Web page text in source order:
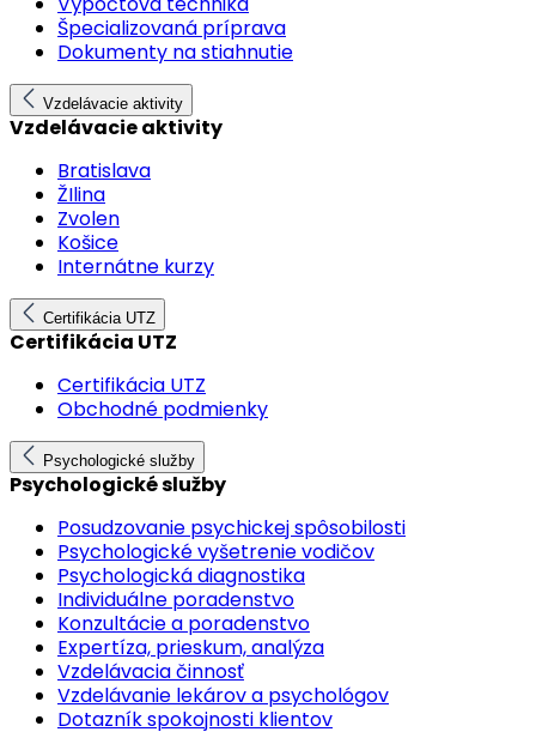
Špecializovaná príprava
Dokumenty na stiahnutie
Vzdelávacie aktivity
Vzdelávacie aktivity
Bratislava
ŽIlina
Zvolen
Košice
Internátne kurzy
Certifikácia UTZ
Certifikácia UTZ
Certifikácia UTZ
Obchodné podmienky
Psychologické služby
Psychologické služby
Posudzovanie psychickej spôsobilosti
Psychologické vyšetrenie vodičov
Psychologická diagnostika
Individuálne poradenstvo
Konzultácie a poradenstvo
Expertíza, prieskum, analýza
Vzdelávacia činnosť
Vzdelávanie lekárov a psychológov
Dotazník spokojnosti klientov